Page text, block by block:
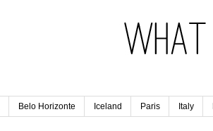
Belo Horizonte Iceland Paris Italy